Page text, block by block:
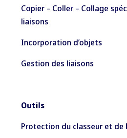
Copier – Coller – Collage
liaisons
Incorporation d’objets
Gestion des liaisons
Outils
Protection du classeur et de